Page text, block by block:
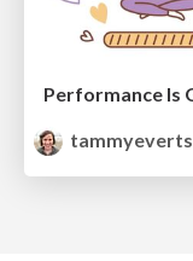
tammyeverts